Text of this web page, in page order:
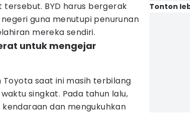
BYD harus bergerak
guna menutupi penurunan
mereka sendiri.
untuk mengejar
Toyota saat ini masih terbilang
singkat. Pada tahun lalu,
kendaraan dan mengukuhkan
Tonton